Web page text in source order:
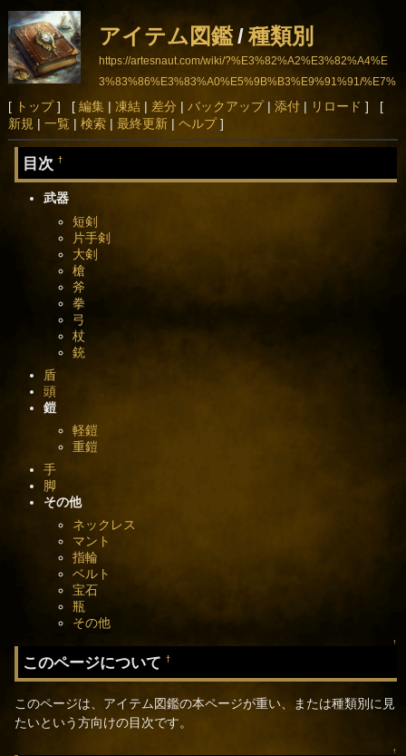
アイテム図鑑/種類別
https://artesnaut.com/wiki/?%E3%82%A2%E3%82%A4%E
3%83%86%E3%83%A0%E5%9B%B3%E9%91%91/%E7%
A8%AE%E9%A1%9E%E5%88%A5
[ トップ] [ 編集| 凍結| 差分 | バックアップ| 添付| リロード ] [
新規 | 一覧 | 検索| 最終更新| ヘルプ]
目次†
武器
短剣
片手剣
大剣
槍
斧
拳
弓
杖
銃
盾
頭
鎧
軽鎧
重鎧
手
脚
その他
ネックレス
マント
指輪
ベルト
宝石
瓶
その他
↑
このページについて†
このページは、アイテム図鑑の本ページが重い、または種類別に見
たいという方向けの目次です。
↑